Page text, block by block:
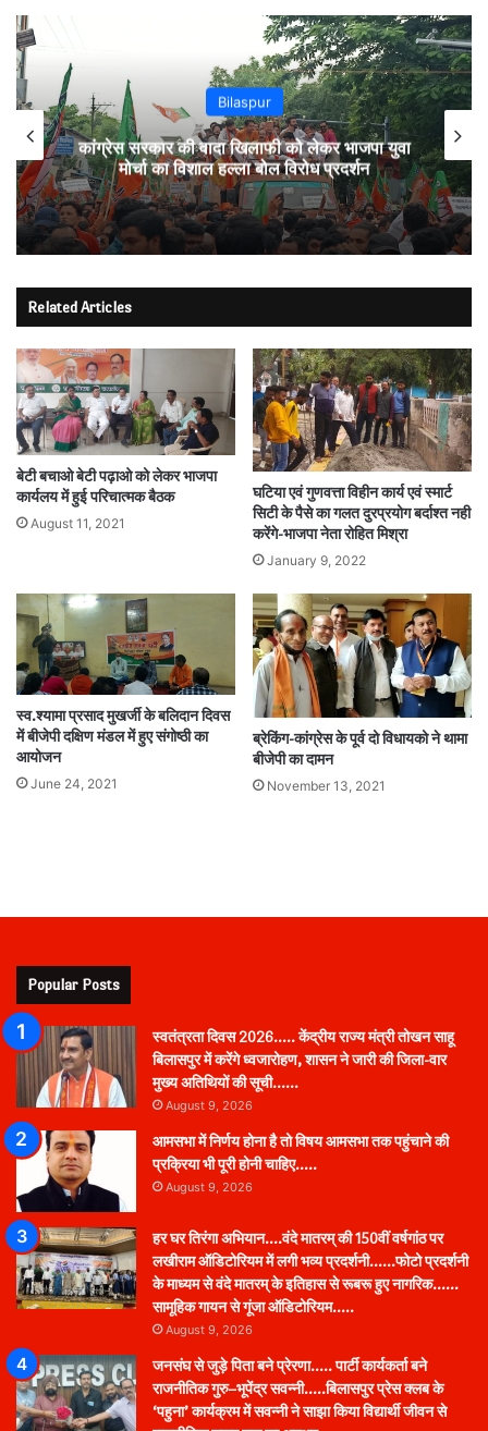
Bilaspur
कांग्रेस सरकार की वादा खिलाफी को लेकर भाजपा युवा
मोर्चा का विशाल हल्ला बोल विरोध प्रदर्शन
Related Articles
बेटी बचाओ बेटी पढ़ाओ को लेकर भाजपा
कार्यलय में हुई परिचात्मक बैठक
August 11, 2021
घटिया एवं गुणवत्ता विहीन कार्य एवं स्मार्ट
सिटी के पैसे का गलत दुरप्रयोग बर्दाश्त नही
करेंगे-भाजपा नेता रोहित मिश्रा
January 9, 2022
स्व.श्यामा प्रसाद मुखर्जी के बलिदान दिवस
में बीजेपी दक्षिण मंडल में हुए संगोष्ठी का
आयोजन
June 24, 2021
ब्रेकिंग-कांग्रेस के पूर्व दो विधायको ने थामा
बीजेपी का दामन
November 13, 2021
Popular Posts
स्वतंत्रता दिवस 2026….. केंद्रीय राज्य मंत्री तोखन साहू
बिलासपुर में करेंगे ध्वजारोहण, शासन ने जारी की जिला-वार
मुख्य अतिथियों की सूची……
August 9, 2026
आमसभा में निर्णय होना है तो विषय आमसभा तक पहुंचाने की
प्रक्रिया भी पूरी होनी चाहिए…..
August 9, 2026
हर घर तिरंगा अभियान….वंदे मातरम् की 150वीं वर्षगांठ पर
लखीराम ऑडिटोरियम में लगी भव्य प्रदर्शनी……फोटो प्रदर्शनी
के माध्यम से वंदे मातरम् के इतिहास से रूबरू हुए नागरिक……
सामूहिक गायन से गूंजा ऑडिटोरियम…..
August 9, 2026
जनसंघ से जुड़े पिता बने प्रेरणा….. पार्टी कार्यकर्ता बने
राजनीतिक गुरु–भूपेंद्र सवन्नी…..बिलासपुर प्रेस क्लब के
‘पहुना’ कार्यक्रम में सवन्नी ने साझा किया विद्यार्थी जीवन से